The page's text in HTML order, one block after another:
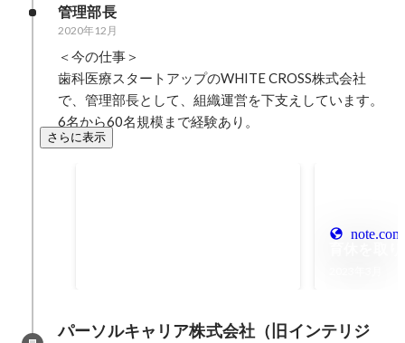
管理部長
2020年12月
＜今の仕事＞
歯科医療スタートアップのWHITE CROSS株式会社
で、管理部長として、組織運営を下支えしています。
6名から60名規模まで経験あり。
さらに表示
note.com
パーソルキャリア株式会社（旧インテリジ